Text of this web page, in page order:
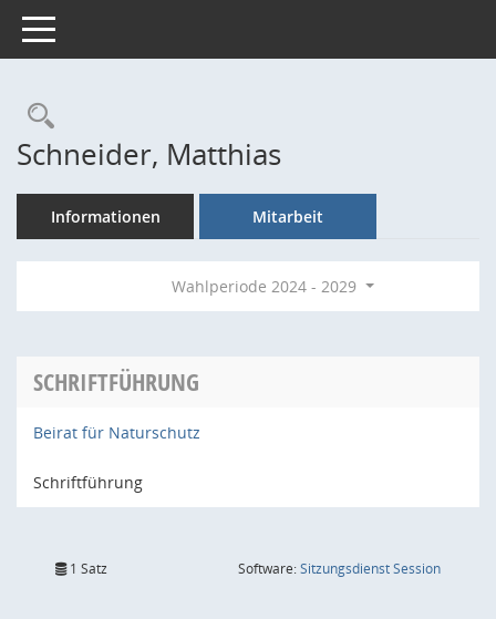
Toggle navigation
Rechercheauswahl
Schneider, Matthias
Informationen Mitarbeit
Wahlperiode 2024 - 2029
SCHRIFTFÜHRUNG
Beirat für Naturschutz
Schriftführung
1 Satz Software:SitzungsdienstSession(Wird in